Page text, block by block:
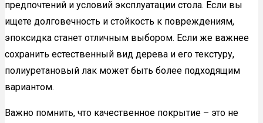
предпочтений и условий эксплуатации стола. Если вы
ищете долговечность и стойкость к повреждениям,
эпоксидка станет отличным выбором. Если же важнее
сохранить естественный вид дерева и его текстуру,
полиуретановый лак может быть более подходящим
вариантом.
Важно помнить, что качественное покрытие – это не